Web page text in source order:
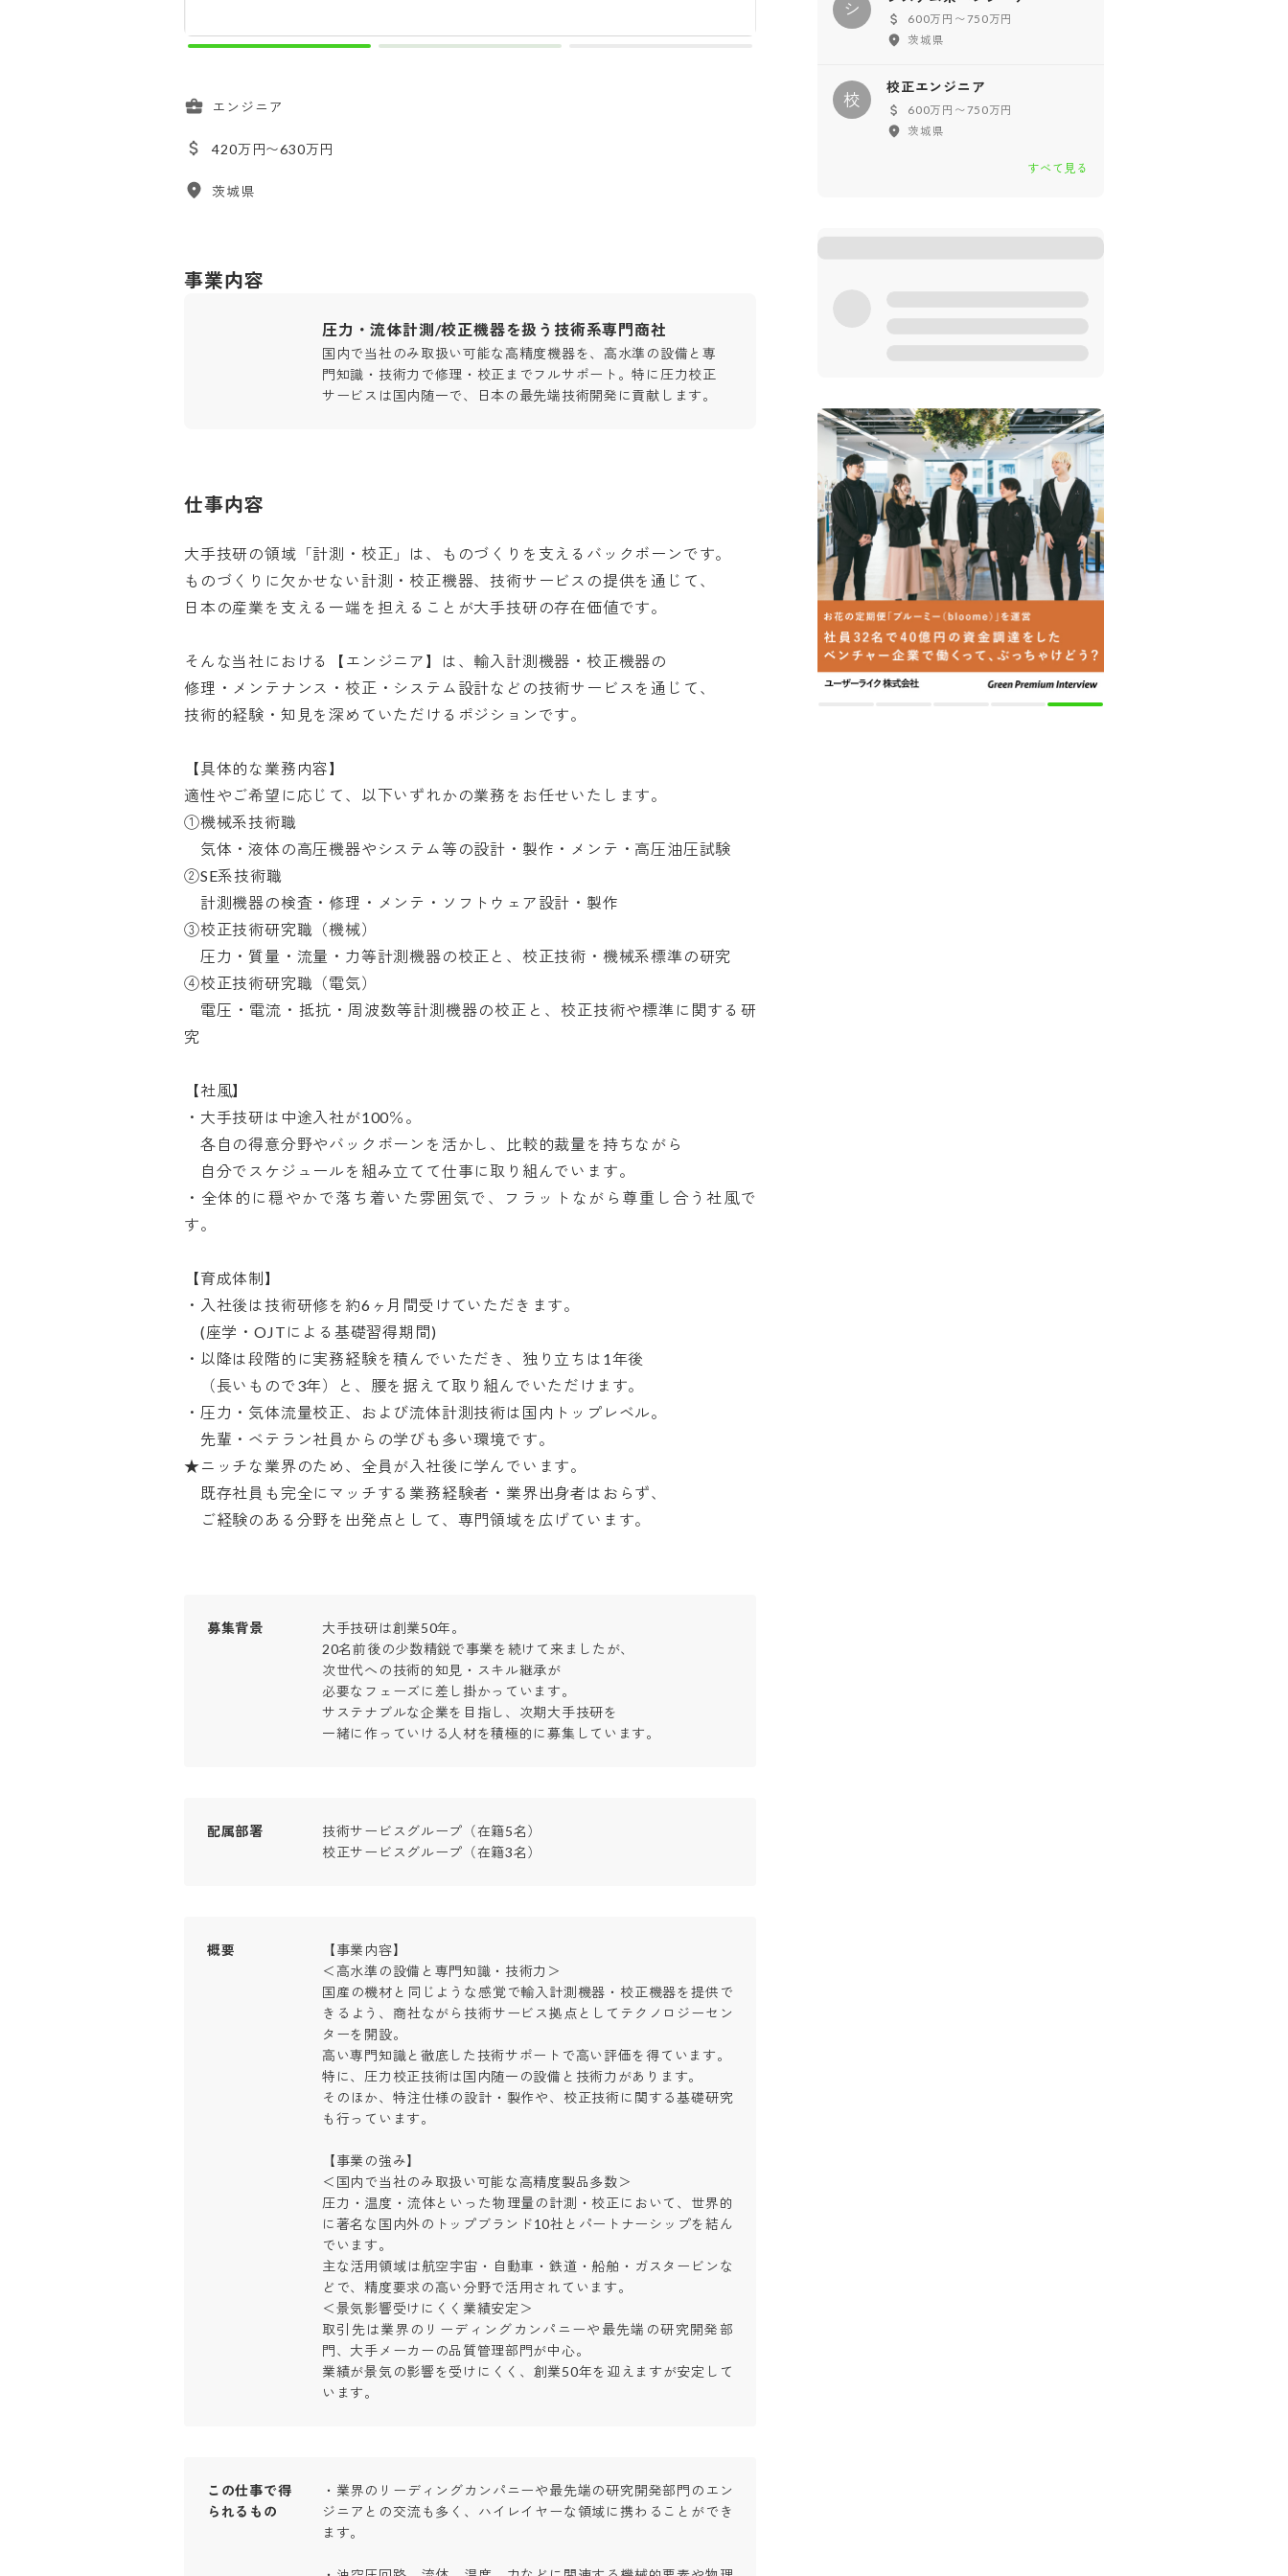
エンジニア
420万円〜630万円
茨城県
事業内容
圧力・流体計測/校正機器を扱う技術系専門商社
国内で当社のみ取扱い可能な高精度機器を、高水準の設備と専
門知識・技術力で修理・校正までフルサポート。特に圧力校正
サービスは国内随一で、日本の最先端技術開発に貢献します。
仕事内容
大手技研の領域「計測・校正」は、ものづくりを支えるバックボーンです。
ものづくりに欠かせない計測・校正機器、技術サービスの提供を通じて、
日本の産業を支える一端を担えることが大手技研の存在価値です。
そんな当社における【エンジニア】は、輸入計測機器・校正機器の
修理・メンテナンス・校正・システム設計などの技術サービスを通じて、
技術的経験・知見を深めていただけるポジションです。
【具体的な業務内容】
適性やご希望に応じて、以下いずれかの業務をお任せいたします。
①機械系技術職
気体・液体の高圧機器やシステム等の設計・製作・メンテ・高圧油圧試験
②SE系技術職
計測機器の検査・修理・メンテ・ソフトウェア設計・製作
③校正技術研究職（機械）
圧力・質量・流量・力等計測機器の校正と、校正技術・機械系標準の研究
④校正技術研究職（電気）
電圧・電流・抵抗・周波数等計測機器の校正と、校正技術や標準に関する研
究
【社風】
・大手技研は中途入社が100％。
各自の得意分野やバックボーンを活かし、比較的裁量を持ちながら
自分でスケジュールを組み立てて仕事に取り組んでいます。
・全体的に穏やかで落ち着いた雰囲気で、フラットながら尊重し合う社風で
す。
【育成体制】
・入社後は技術研修を約6ヶ月間受けていただきます。
(座学・OJTによる基礎習得期間)
・以降は段階的に実務経験を積んでいただき、独り立ちは1年後
（長いもので3年）と、腰を据えて取り組んでいただけます。
・圧力・気体流量校正、および流体計測技術は国内トップレベル。
先輩・ベテラン社員からの学びも多い環境です。
★ニッチな業界のため、全員が入社後に学んでいます。
既存社員も完全にマッチする業務経験者・業界出身者はおらず、
ご経験のある分野を出発点として、専門領域を広げています。
募集背景
大手技研は創業50年。
20名前後の少数精鋭で事業を続けて来ましたが、
次世代への技術的知見・スキル継承が
必要なフェーズに差し掛かっています。
サステナブルな企業を目指し、次期大手技研を
一緒に作っていける人材を積極的に募集しています。
配属部署
技術サービスグループ（在籍5名）
校正サービスグループ（在籍3名）
概要
【事業内容】
＜高水準の設備と専門知識・技術力＞
国産の機材と同じような感覚で輸入計測機器・校正機器を提供で
きるよう、商社ながら技術サービス拠点としてテクノロジーセン
ターを開設。
高い専門知識と徹底した技術サポートで高い評価を得ています。
特に、圧力校正技術は国内随一の設備と技術力があります。
そのほか、特注仕様の設計・製作や、校正技術に関する基礎研究
も行っています。
【事業の強み】
＜国内で当社のみ取扱い可能な高精度製品多数＞
圧力・温度・流体といった物理量の計測・校正において、世界的
に著名な国内外のトップブランド10社とパートナーシップを結ん
でいます。
主な活用領域は航空宇宙・自動車・鉄道・船舶・ガスタービンな
どで、精度要求の高い分野で活用されています。
＜景気影響受けにくく業績安定＞
取引先は業界のリーディングカンパニーや最先端の研究開発部
門、大手メーカーの品質管理部門が中心。
業績が景気の影響を受けにくく、創業50年を迎えますが安定して
います。
この仕事で得
られるもの
・業界のリーディングカンパニーや最先端の研究開発部門のエン
ジニアとの交流も多く、ハイレイヤーな領域に携わることができ
ます。
シ
600万円〜750万円
茨城県
校
校正エンジニア
600万円〜750万円
茨城県
すべて見る